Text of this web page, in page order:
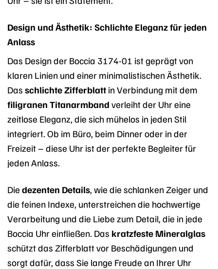
Design und Ästhetik: Schlichte Eleganz für jeden
Anlass
Das Design der Boccia 3174-01 ist geprägt von
klaren Linien und einer minimalistischen Ästhetik.
Das schlichte Zifferblatt in Verbindung mit dem
filigranen Titanarmband verleiht der Uhr eine
zeitlose Eleganz, die sich mühelos in jeden Stil
integriert. Ob im Büro, beim Dinner oder in der
Freizeit – diese Uhr ist der perfekte Begleiter für
jeden Anlass.
Die dezenten Details, wie die schlanken Zeiger und
die feinen Indexe, unterstreichen die hochwertige
Verarbeitung und die Liebe zum Detail, die in jede
Boccia Uhr einfließen. Das kratzfeste Mineralglas
schützt das Zifferblatt vor Beschädigungen und
sorgt dafür, dass Sie lange Freude an Ihrer Uhr